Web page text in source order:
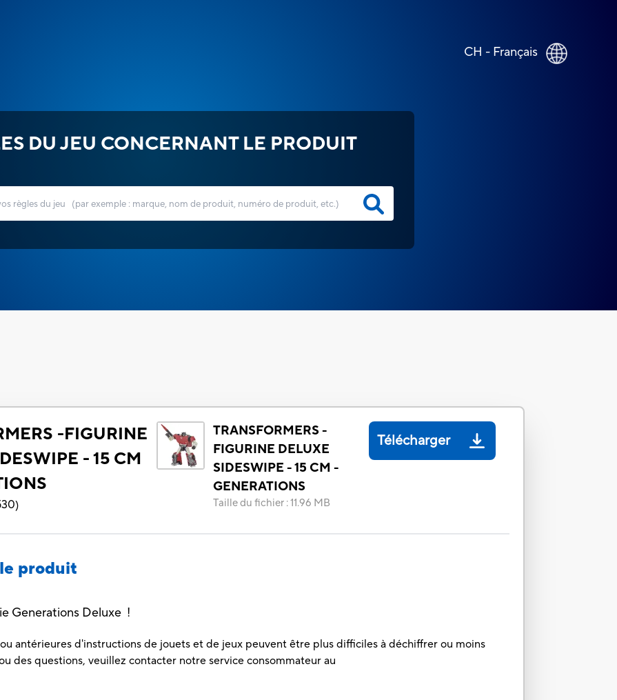
CH - Français
DU JEU CONCERNANT LE PRODUIT
-FIGURINE
- 15 CM
)
TRANSFORMERS -
FIGURINE DELUXE
SIDESWIPE - 15 CM -
GENERATIONS
Taille du fichier :11.96 MB
Télécharger
produit
Generations Deluxe !
antérieures d'instructions de jouets et de jeux peuvent être plus difficiles à déchiffrer ou moins
des questions, veuillez contacter notre service consommateur au